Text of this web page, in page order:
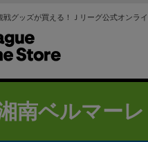
戦グッズが買える！Ｊリーグ公式オンラ
南ベルマーレ